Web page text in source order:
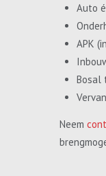
Auto
APK
Bosal
Neem